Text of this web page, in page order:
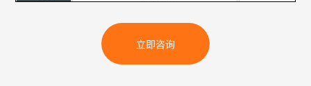
16 位用户可控制滤光片转轮
立即咨询